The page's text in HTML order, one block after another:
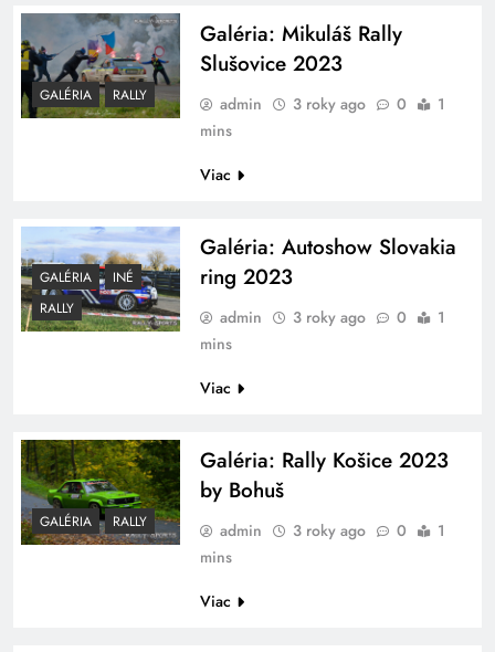
GALÉRIA RALLY
Galéria: Mikuláš Rally
Slušovice 2023
admin 3 roky ago 0
1
mins
Viac
GALÉRIA
INÉ
RALLY
Galéria: Autoshow Slovakia
ring 2023
admin 3 roky ago 0
1
mins
Viac
GALÉRIA RALLY
Galéria: Rally Košice 2023
by Bohuš
admin 3 roky ago 0
1
mins
Viac